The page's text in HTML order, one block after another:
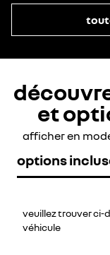
et
afficher en
options
veuillez trouver ci-
véhicule